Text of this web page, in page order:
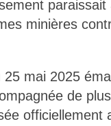
paraissait
minières
mai 2025
de
officiellement